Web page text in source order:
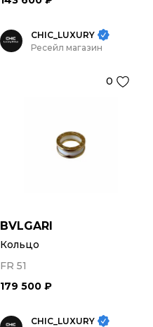
CHIC_LUXURY
Ресейл магазин
0
BVLGARI
Кольцо
FR 51
179 500 ₽
CHIC_LUXURY